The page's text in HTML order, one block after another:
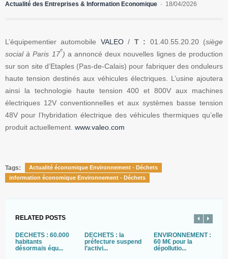
Actualité des Entreprises & Information Economique 18/04/2026
L’équipementier automobile VALEO/ T : 01.40.55.20.20 (siège
social à Paris 17e) a annoncé deux nouvelles lignes de production
sur son site d’Etaples (Pas-de-Calais) pour fabriquer des onduleurs
haute tension destinés aux véhicules électriques. L’usine ajoutera
ainsi la technologie haute tension 400 et 800V aux machines
électriques 12V conventionnelles et aux systèmes basse tension
48V pour l’hybridation électrique des véhicules thermiques qu’elle
produit actuellement. www.valeo.com
Tags:
Actualité économique Environnement - Déchets
information économique Environnement - Déchets
RELATED POSTS
DECHETS : 60.000
habitants
désormais équ...
DECHETS : la
préfecture suspend
l’activi...
ENVIRONNEMENT :
60 M€ pour la
dépollutio...